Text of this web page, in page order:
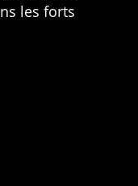
les forts